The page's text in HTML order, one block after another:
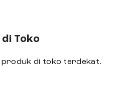
Toko
di toko terdekat.